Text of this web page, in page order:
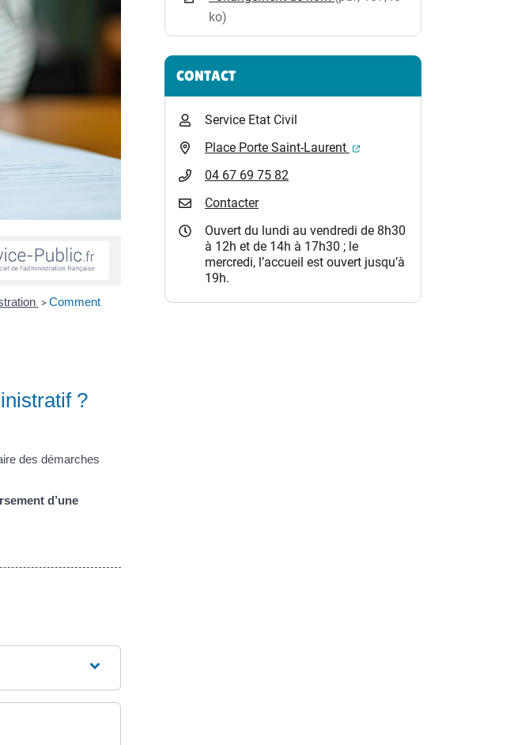
> Comment
?
des démarches
d’une
ko)
CONTACT
Service Etat Civil
Place Porte Saint-Laurent
(ouverture dans un nouvel
04 67 69 75 82
Contacter
Ouvert du lundi au vendredi de 8h30
à 12h et de 14h à 17h30 ; le
mercredi, l’accueil est ouvert jusqu’à
19h.